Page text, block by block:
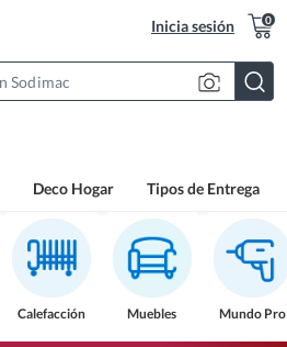
Inicia sesión 0
Deco Hogar Tipos de Entrega
Calefacción Muebles Mundo Pro